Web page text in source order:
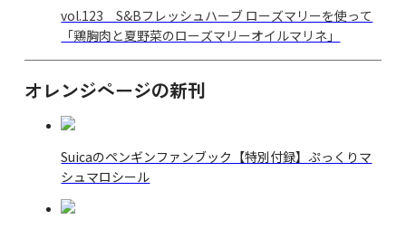
vol.123 S&Bフレッシュハーブ ローズマリーを使って
「鶏胸肉と夏野菜のローズマリーオイルマリネ」
オレンジページの新刊
Suicaのペンギンファンブック【特別付録】ぷっくりマ
シュマロシール